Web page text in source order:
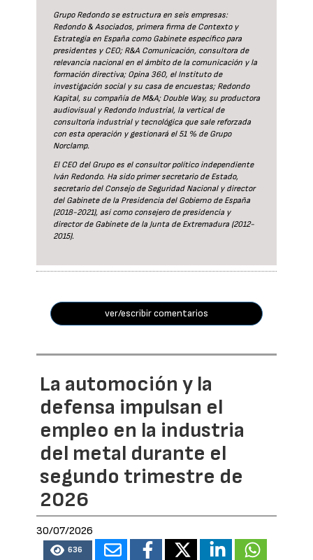
Grupo Redondo se estructura en seis empresas:
Redondo & Asociados, primera firma de Contexto y
Estrategia en España como Gabinete específico para
presidentes y CEO; R&A Comunicación, consultora de
relevancia nacional en el ámbito de la comunicación y la
formación directiva; Opina 360, el Instituto de
investigación social y su casa de encuestas; Redondo
Kapital, su compañía de M&A; Double Way, su productora
audiovisual y Redondo Industrial, la vertical de
consultoría industrial y tecnológica que sale reforzada
con esta operación y gestionará el 51 % de Grupo
Norclamp.
El CEO del Grupo es el consultor político independiente
Iván Redondo. Ha sido primer secretario de Estado,
secretario del Consejo de Seguridad Nacional y director
del Gabinete de la Presidencia del Gobierno de España
(2018-2021), así como consejero de presidencia y
director de Gabinete de la Junta de Extremadura (2012-
2015).
ver/escribir comentarios
La automoción y la
defensa impulsan el
empleo en la industria
del metal durante el
segundo trimestre de
2026
30/07/2026
636